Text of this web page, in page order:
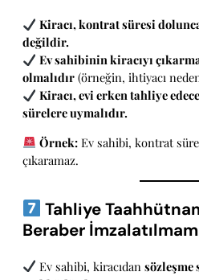
Kiracı, kontrat süresi
değildir.
Ev sahibinin kiracıyı
olmalıdır (örneğin, ihtiyacı
Kiracı, evi erken tahliye
sürelere uymalıdır.
Örnek:Ev sahibi, kontrat
çıkaramaz.
Tahliye
Beraber
Ev sahibi, kiracıdan sözleşme